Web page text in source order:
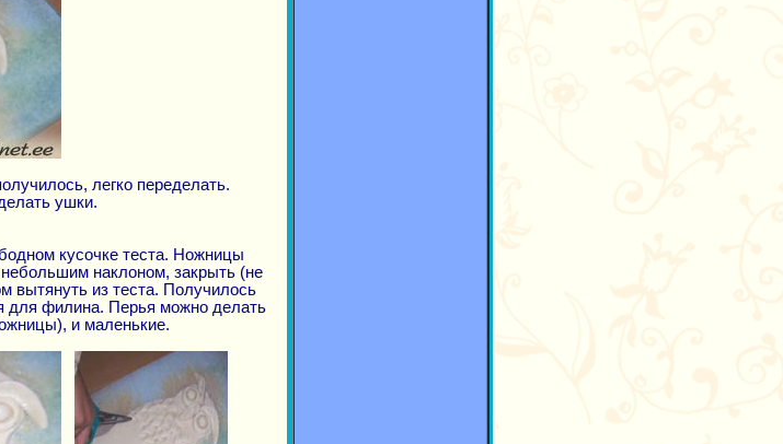
легко переделать.
ушки.
кусочке теста. Ножницы
наклоном, закрыть (не
вытянуть из теста. Получилось
для филина. Перья можно делать
и маленькие.